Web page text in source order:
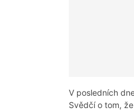
V posledních
Svědčí o tom, že